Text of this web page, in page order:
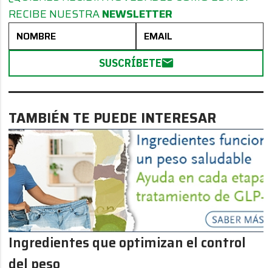
RECIBE NUESTRANEWSLETTER
SUSCRÍBETE
TAMBIÉN TE PUEDE INTERESAR
Ingredientes que optimizan el control